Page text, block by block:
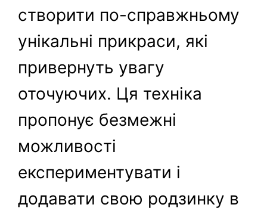
створити по-справжньому
унікальні прикраси, які
привернуть увагу
оточуючих. Ця техніка
пропонує безмежні
можливості
експериментувати і
додавати свою родзинку в